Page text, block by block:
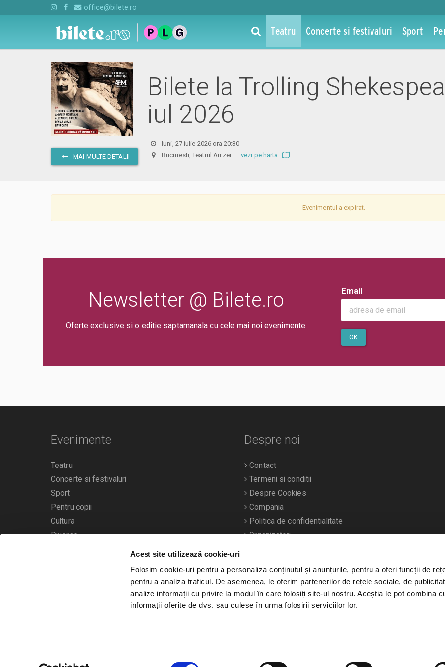
Acest site utilizează cookie-uri
Folosim cookie-uri pentru a personaliza conținutul și anunțurile, pentru a oferi funcții de
pentru a analiza traficul. De asemenea, le oferim partenerilor de rețele sociale, de
analize informații cu privire la modul în care folosiți site-ul nostru. Aceștia le pot combina
informații oferite de dvs. sau culese în urma folosirii serviciilor lor.
office@bilete.ro
Teatru Concerte si festivaluri Sport
MAI MULTE DETALII
Bilete la Trolling
iul 2026
luni, 27 iulie 2026 ora 20:30
Bucuresti, Teatrul Amzeivezi pe harta
Evenimentul a expirat.
Newsletter @ Bilete.ro
Oferte exclusive si o editie saptamanala cu cele mai noi evenimente.
Email
OK
Evenimente
Teatru
Concerte si festivaluri
Sport
Pentru copii
Cultura
Diverse
Calendarul evenimentelor
Despre noi
Contact
Termeni si conditii
Despre Cookies
Compania
Politica de confidentialitate
Organizatori
Bilete.ro